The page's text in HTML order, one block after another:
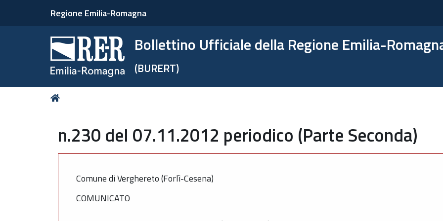
Regione Emilia-Romagna
Bollettino Ufficiale della Regione Emilia-
(BURERT)
Tu
n.230 del 07.11.2012 periodico (Parte Seconda)
Comune di Verghereto (Forlì-Cesena)
COMUNICATO